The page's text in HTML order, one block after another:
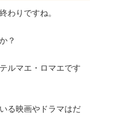
わりですね。
？
ルマエ・ロマエです
る映画やドラマはだ